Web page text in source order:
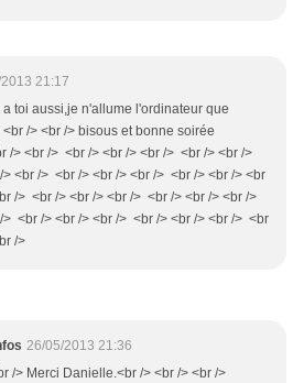
21:17
toi aussi,je n'allume l'ordinateur que
/> <br /> bisous et bonne soirée
/> <br /> <br /> <br /> <br /> <br /> <br />
<br /> <br /> <br /> <br /> <br /> <br /> <br
/> <br /> <br /> <br /> <br /> <br /> <br />
> <br /> <br /> <br /> <br /> <br /> <br /> <br
/>
26/05/2013 21:36
/> Merci Danielle.<br /> <br /> <br />